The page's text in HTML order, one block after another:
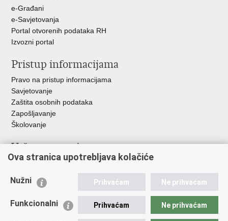
e-Građani
e-Savjetovanja
Portal otvorenih podataka RH
Izvozni portal
Pristup informacijama
Pravo na pristup informacijama
Savjetovanje
Zaštita osobnih podataka
Zapošljavanje
Školovanje
Važne poveznice
Ministarstvo unutarnjih poslova
Udruge
Policijska akademija
Ova stranica upotrebljava kolačiće
Nužni Prihvaćam Ne prihvaćam
Funkcionalni Prihvaćam Ne prihvaćam